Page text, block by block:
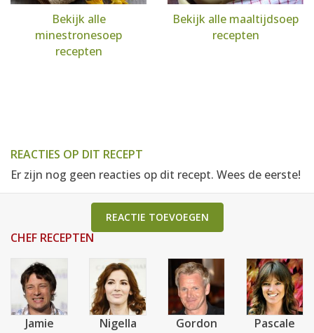
Bekijk alle
minestronesoep
recepten
Bekijk alle maaltijdsoep
recepten
REACTIES OP DIT RECEPT
Er zijn nog geen reacties op dit recept. Wees de eerste!
REACTIE TOEVOEGEN
CHEF RECEPTEN
Jamie Nigella Gordon Pascale